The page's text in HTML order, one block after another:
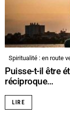
Spiritualité : en route
Puisse-t-il être
réciproque…
LIRE